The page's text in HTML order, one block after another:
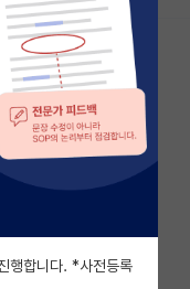
행합니다. *사전등록